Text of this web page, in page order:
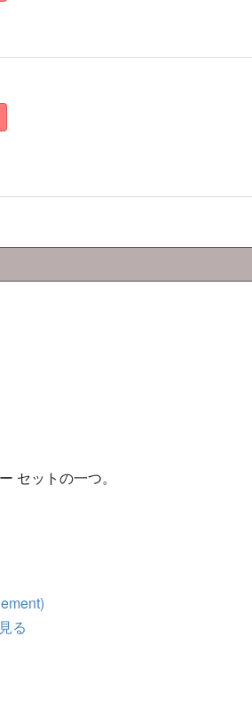
セットの一つ。
る